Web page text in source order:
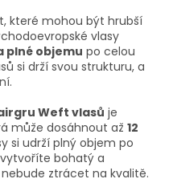
které mohou být hrubší
vlasy
plné objemu po celou
si drží svou strukturu, a
Weft vlasů je
může dosáhnout až 12
si udrží plný objem po
bohatý a
ztrácet na kvalitě.